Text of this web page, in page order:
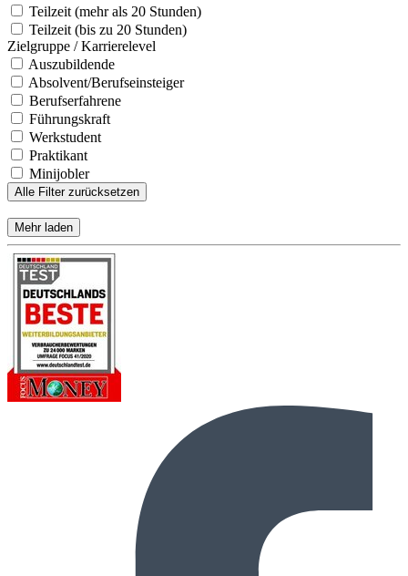
Teilzeit (mehr als 20 Stunden)
Teilzeit (bis zu 20 Stunden)
Zielgruppe / Karrierelevel
Auszubildende
Absolvent/Berufseinsteiger
Berufserfahrene
Führungskraft
Werkstudent
Praktikant
Minijobler
Alle Filter zurücksetzen
Mehr laden